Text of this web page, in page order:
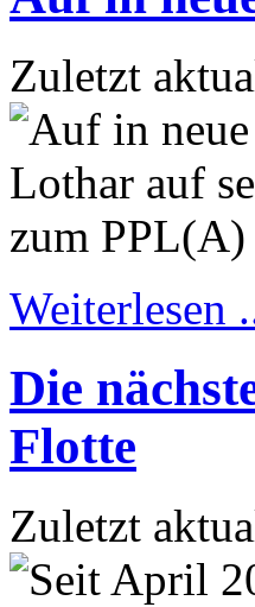
Zuletzt
Weiterlesen
Die
Flotte
Zuletzt